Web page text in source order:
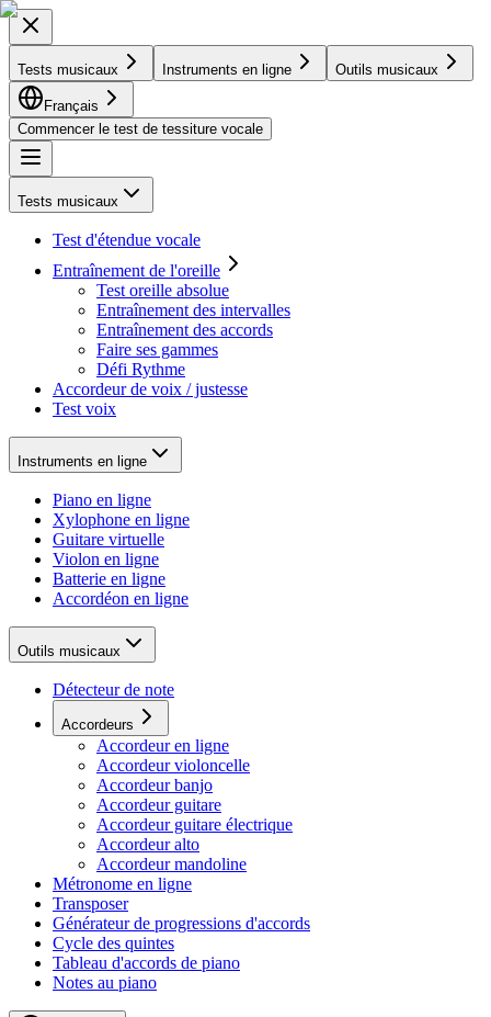
Tests musicaux Instruments en ligne Outils musicaux
Français
Commencer le test de tessiture vocale
Tests musicaux
Test d'étendue vocale
Entraînement de l'oreille
Test oreille absolue
Entraînement des intervalles
Entraînement des accords
Faire ses gammes
Défi Rythme
Accordeur de voix / justesse
Test voix
Instruments en ligne
Piano en ligne
Xylophone en ligne
Guitare virtuelle
Violon en ligne
Batterie en ligne
Accordéon en ligne
Outils musicaux
Détecteur de note
Accordeurs
Accordeur en ligne
Accordeur violoncelle
Accordeur banjo
Accordeur guitare
Accordeur guitare électrique
Accordeur alto
Accordeur mandoline
Métronome en ligne
Transposer
Générateur de progressions d'accords
Cycle des quintes
Tableau d'accords de piano
Notes au piano